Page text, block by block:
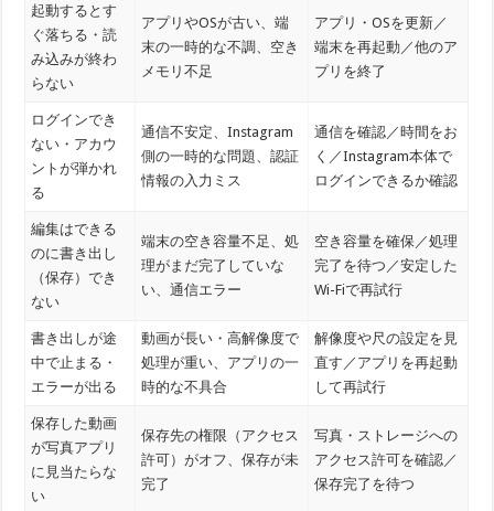
起動するとす
ぐ落ちる・読
み込みが終わ
らない
アプリやOSが古い、端
末の一時的な不調、空き
メモリ不足
アプリ・OSを更新／
端末を再起動／他のア
プリを終了
ログインでき
ない・アカウ
ントが弾かれ
る
通信不安定、Instagram
側の一時的な問題、認証
情報の入力ミス
通信を確認／時間をお
く／Instagram本体で
ログインできるか確認
編集はできる
のに書き出し
（保存）でき
ない
端末の空き容量不足、処
理がまだ完了していな
い、通信エラー
空き容量を確保／処理
完了を待つ／安定した
Wi-Fiで再試行
書き出しが途
中で止まる・
エラーが出る
動画が長い・高解像度で
処理が重い、アプリの一
時的な不具合
解像度や尺の設定を見
直す／アプリを再起動
して再試行
保存した動画
が写真アプリ
に見当たらな
い
保存先の権限（アクセス
許可）がオフ、保存が未
完了
写真・ストレージへの
アクセス許可を確認／
保存完了を待つ